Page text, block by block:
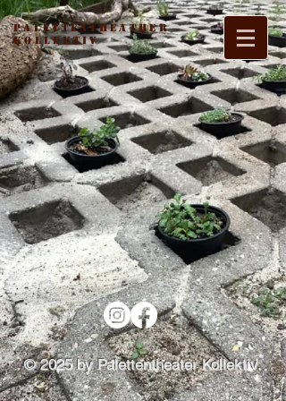
Palettentheather
Kollektiv
© 2025byPalettentheater Kollektiv.